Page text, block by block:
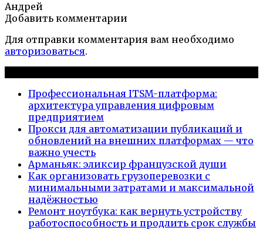
Андрей
Добавить комментарии
Для отправки комментария вам необходимо
авторизоваться.
Профессиональная ITSM-платформа:
архитектура управления цифровым
предприятием
Прокси для автоматизации публикаций и
обновлений на внешних платформах — что
важно учесть
Арманьяк: эликсир французской души
Как организовать грузоперевозки с
минимальными затратами и максимальной
надёжностью
Ремонт ноутбука: как вернуть устройству
работоспособность и продлить срок службы